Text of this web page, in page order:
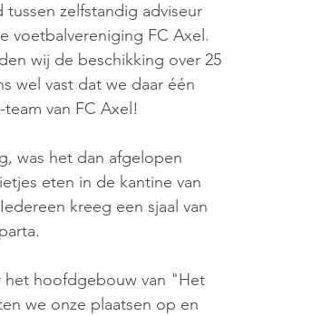
zelfstandig adviseur
voetbalvereniging FC Axel.
wij de beschikking over 25
wel vast dat we daar één
van FC Axel!
was het dan afgelopen
eten in de kantine van
kreeg een sjaal van
hoofdgebouw van "Het
we onze plaatsen op en